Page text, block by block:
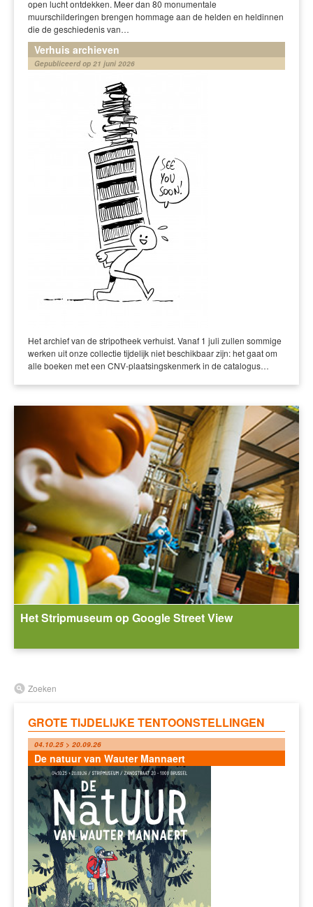
open lucht ontdekken. Meer dan 80 monumentale
muurschilderingen brengen hommage aan de helden en heldinnen
die de geschiedenis van…
Verhuis archieven
Gepubliceerd op 21 juni 2026
Het archief van de stripotheek verhuist. Vanaf 1 juli zullen sommige
werken uit onze collectie tijdelijk niet beschikbaar zijn: het gaat om
alle boeken met een CNV-plaatsingskenmerk in de catalogus…
Het Stripmuseum op Google Street View
Zoeken
GROTE TIJDELIJKE TENTOONSTELLINGEN
04.10.25 > 20.09.26
De natuur van Wauter Mannaert